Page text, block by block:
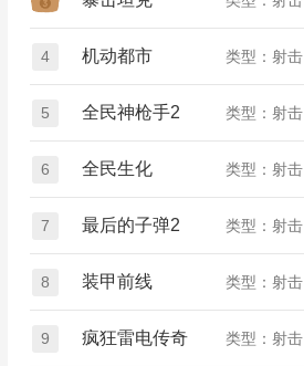
4 机动都市 类型：射击
5 全民神枪手2 类型：射击
6 全民生化 类型：射击
7 最后的子弹2 类型：射击
8 装甲前线 类型：射击
9 疯狂雷电传奇 类型：射击